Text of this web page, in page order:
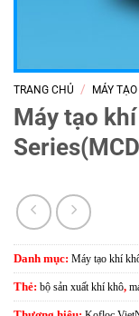
TRANG CHỦ / MÁY
Máy tạo
Danh mục: Máy tạo khí
Thẻ: bộ sản xuất khí khô,